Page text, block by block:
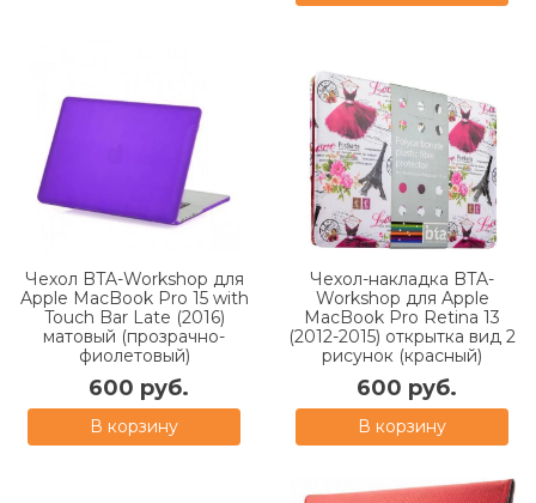
Чехол BTA-Workshop для
Apple MacBook Pro 15 with
Touch Bar Late (2016)
матовый (прозрачно-
фиолетовый)
600 руб.
В корзину
Чехол-накладка BTA-
Workshop для Apple
MacBook Pro Retina 13
(2012-2015) открытка вид 2
рисунок (красный)
600 руб.
В корзину